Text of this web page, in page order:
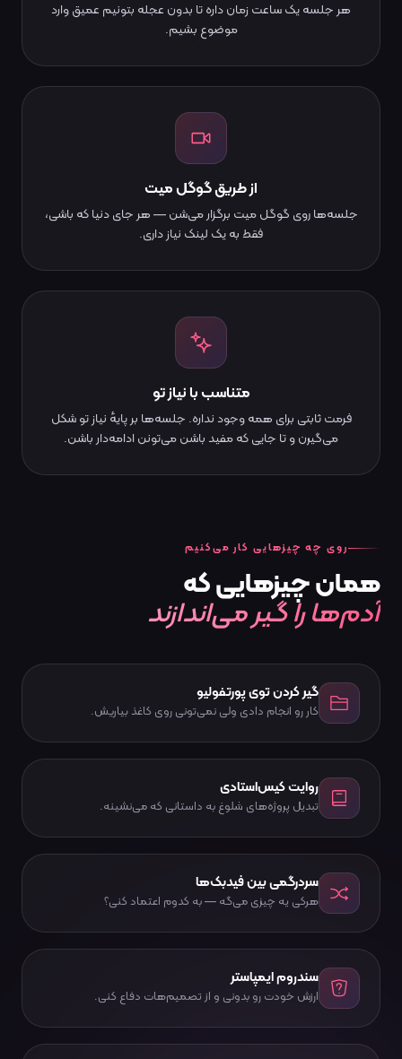
هر جلسه یک ساعت زمان داره تا بدون عجله بتونیم عمیق وارد
موضوع بشیم.
از طریق گوگل میت
جلسه‌ها روی گوگل میت برگزار می‌شن — هر جای دنیا که باشی،
فقط به یک لینک نیاز داری.
متناسب با نیاز تو
فرمت ثابتی برای همه وجود نداره. جلسه‌ها بر پایهٔ نیاز تو شکل
می‌گیرن و تا جایی که مفید باشن می‌تونن ادامه‌دار باشن.
روی چه چیزهایی کار می‌کنیم
همانچیزهاییکه
آدم‌ها را گیر می‌اندازند
گیر کردن توی پورتفولیو
کار رو انجام دادی ولی نمی‌تونی روی کاغذ بیاریش.
روایت کیس‌استادی
تبدیل پروژه‌های شلوغ به داستانی که می‌نشینه.
سردرگمی بین فیدبک‌ها
هرکی یه چیزی می‌گه — به کدوم اعتماد کنی؟
سندروم ایمپاستر
ارزش خودت رو بدونی و از تصمیم‌هات دفاع کنی.